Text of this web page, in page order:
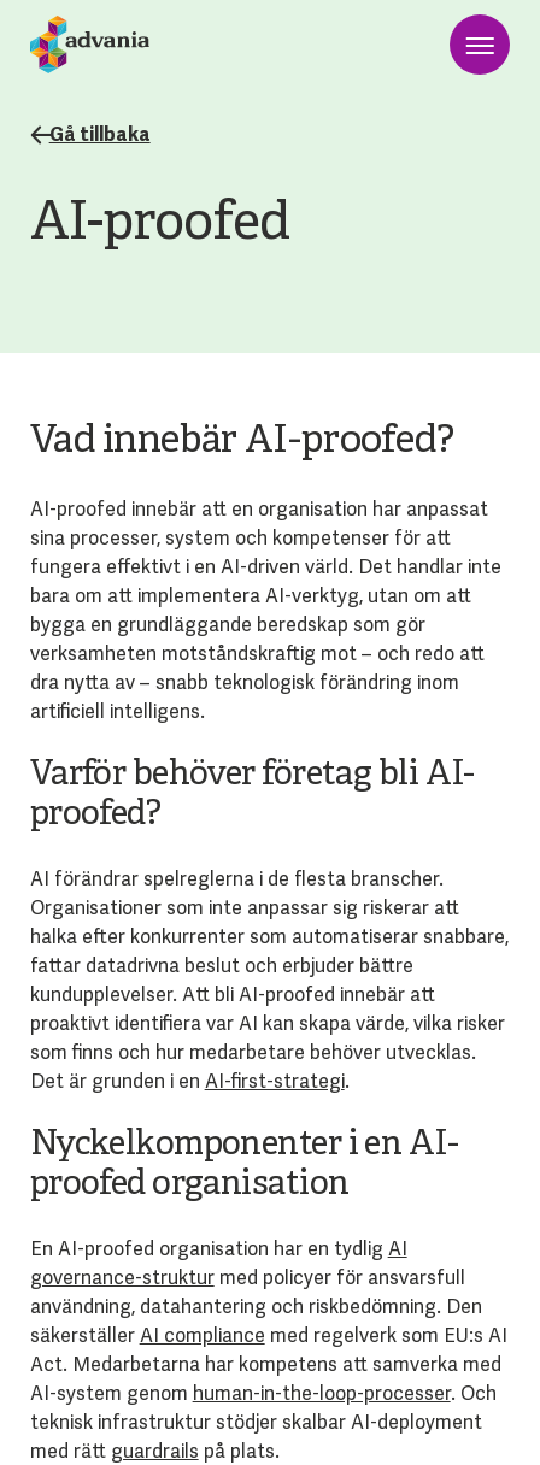
Gå tillbaka
AI-proofed
Vad innebär AI-proofed?
AI-proofed innebär att en organisation har anpassat
sina processer, system och kompetenser för att
fungera effektivt i en AI-driven värld. Det handlar inte
bara om att implementera AI-verktyg, utan om att
bygga en grundläggande beredskap som gör
verksamheten motståndskraftig mot – och redo att
dra nytta av – snabb teknologisk förändring inom
artificiell intelligens.
Varför behöver företag bli AI-
proofed?
AI förändrar spelreglerna i de flesta branscher.
Organisationer som inte anpassar sig riskerar att
halka efter konkurrenter som automatiserar snabbare,
fattar datadrivna beslut och erbjuder bättre
kundupplevelser. Att bli AI-proofed innebär att
proaktivt identifiera var AI kan skapa värde, vilka risker
som finns och hur medarbetare behöver utvecklas.
Det är grunden i en AI-first-strategi.
Nyckelkomponenter i en AI-
proofed organisation
En AI-proofed organisation har en tydlig AI
governance-strukturmed policyer för ansvarsfull
användning, datahantering och riskbedömning. Den
säkerställerAI compliance med regelverk som EU:s AI
Act. Medarbetarna har kompetens att samverka med
AI-system genom human-in-the-loop-processer. Och
teknisk infrastruktur stödjer skalbar AI-deployment
med rätt guardrails på plats.